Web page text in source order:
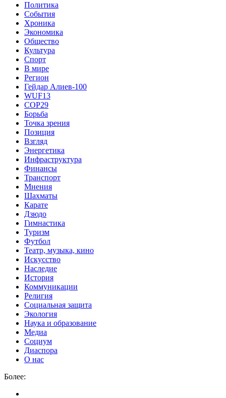
Политика
События
Хроника
Экономика
Общество
Культура
Спорт
В мире
Регион
Гейдар Алиев-100
WUF13
COP29
Борьба
Точка зрения
Позиция
Взгляд
Энергетика
Инфраструктура
Финансы
Транспорт
Мнения
Шахматы
Карате
Дзюдо
Гимнастика
Туризм
Футбол
Театр, музыка, кино
Искусство
Наследие
История
Коммуникации
Религия
Социальная защита
Экология
Наука и образование
Медиа
Социум
Диаспора
О нас
Более: